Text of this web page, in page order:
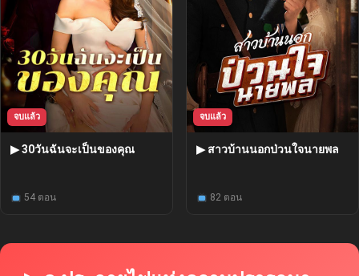
จบแล้ว
▶ 30วันฉันจะเป็นของคุณ
54 ตอน
จบแล้ว
▶ สาวบ้านนอกป่วนใจนายพล
82 ตอน